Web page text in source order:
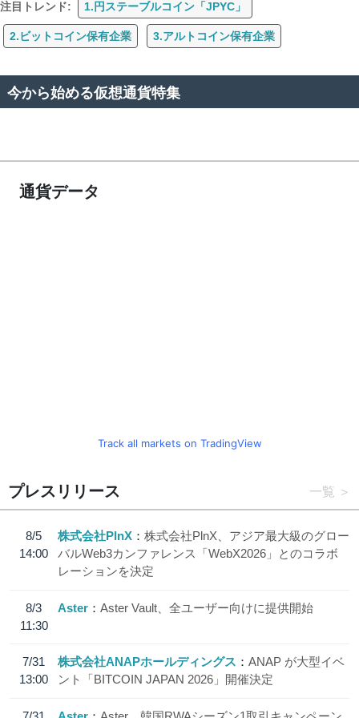
注目トレンド: 1.円ステーブルコイン「JPYC」
2.ビットコイン保有企業 3.アルトコイン保有企業
今から始める仮想通貨特集
通貨データ
Track all markets on TradingView
プレスリリース 一覧
8/5
14:00
株式会社PlnX
株式会社PlnX、アジア最大級のグロー
バルWeb3カンファレンス「WebX2026」とのコラボ
レーションを決定
8/3
11:30
Aster Aster Vault、全ユーザー向けに提供開始
7/31
13:00
株式会社ANAPホールディングス
ANAP が大型イベ
ント「BITCOIN JAPAN 2026」開催決定